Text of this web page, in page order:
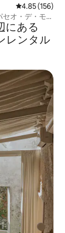
レビュー156
4.85 (156)
オ・デ・モン
に⁠あ⁠る
レ⁠ン⁠タ⁠ル